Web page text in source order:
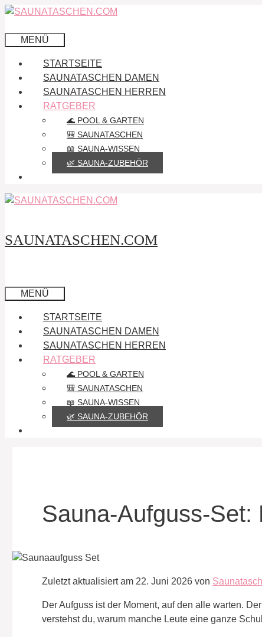
Zum
springen
MENÜ
STARTSEITE
SAUNATASCHEN DAMEN
SAUNATASCHEN HERREN
RATGEBER
🌊 POOL & GARTEN
🎒 SAUNATASCHEN
📖 SAUNA-WISSEN
🌿 SAUNA-ZUBEHÖR
SAUNATASCHEN.COM
MENÜ
STARTSEITE
SAUNATASCHEN DAMEN
SAUNATASCHEN HERREN
RATGEBER
🌊 POOL & GARTEN
🎒 SAUNATASCHEN
📖 SAUNA-WISSEN
🌿 SAUNA-ZUBEHÖR
Sauna-Aufguss-
Zuletzt aktualisiert am 22. Juni 2026 von
Der Aufguss ist der Moment, auf den alle warten.
verstehst du, warum manche Leute eine ganze